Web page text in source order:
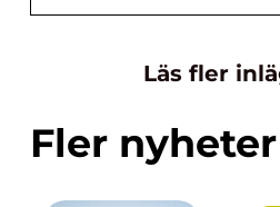
Läs fler
Fler nyheter